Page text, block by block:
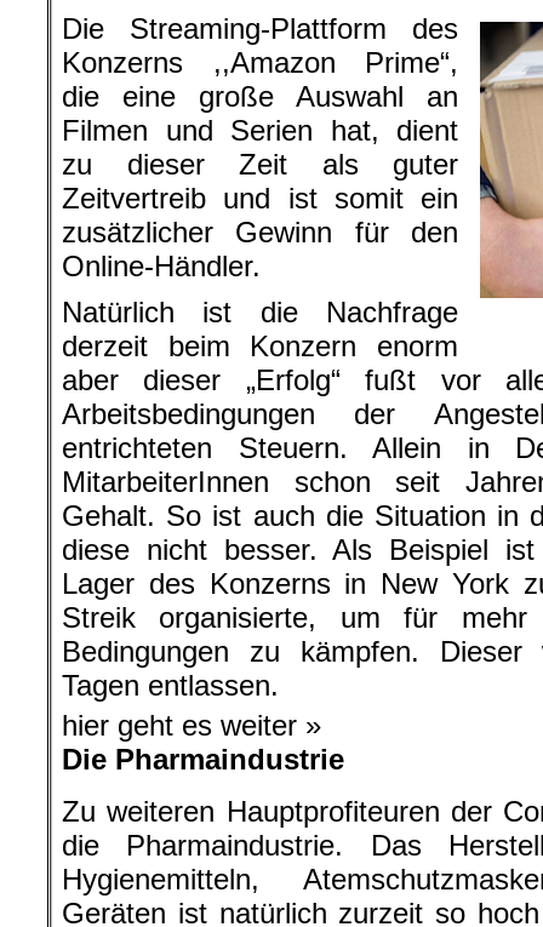
Die Streaming-Plattform des
Konzerns ,,Amazon Prime“,
die eine große Auswahl an
Filmen und Serien hat, dient
zu dieser Zeit als guter
Zeitvertreib und ist somit ein
zusätzlicher Gewinn für den
Online-Händler.
Natürlich ist die Nachfrage
derzeit beim Konzern enorm
aber dieser „Erfolg“ fußt vor
Arbeitsbedingungen der
entrichteten Steuern. Allein in
MitarbeiterInnen schon seit
Gehalt. So ist auch die Situation in
diese nicht besser. Als Beispiel
Lager des Konzerns in New York
Streik organisierte, um für mehr
Bedingungen zu kämpfen.
Tagen entlassen.
hier geht es weiter »
Die Pharmaindustrie
Zu weiteren Hauptprofiteuren der
die Pharmaindustrie. Das
Hygienemitteln,
Geräten ist natürlich zurzeit so